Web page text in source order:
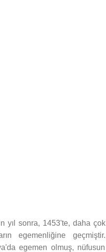
yıl sonra, 1453'te, daha çok
egemenliğine geçmiştir.
egemen olmuş, nüfusun